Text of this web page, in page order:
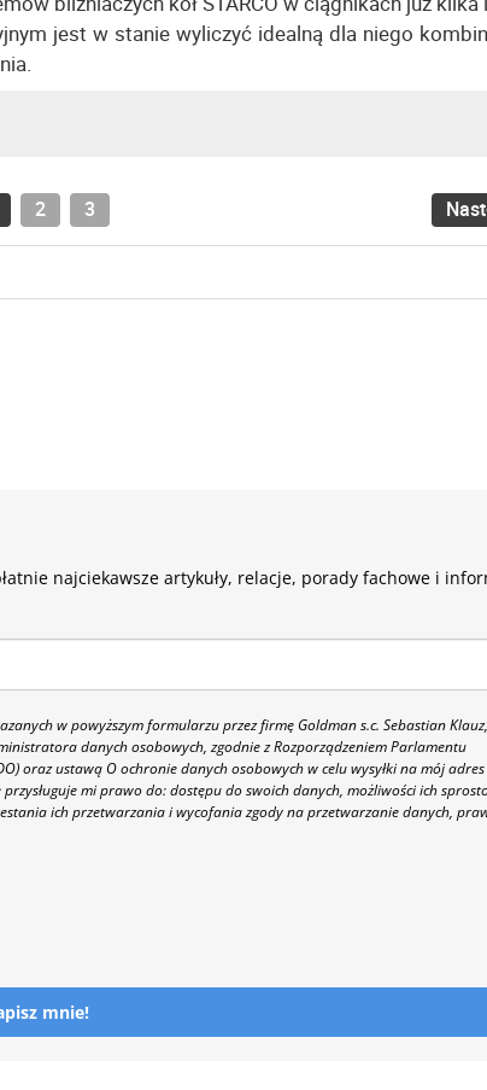
jest w stanie wyliczyć idealną dla niego
2 3
najciekawsze artykuły, relacje, porady fachowe i
w powyższym formularzu przez firmę Goldman s.c. Sebastian
danych osobowych, zgodnie z Rozporządzeniem Parlamentu
oraz ustawą O ochronie danych osobowych w celu wysyłki na mój
mi prawo do: dostępu do swoich danych, możliwości ich
ich przetwarzania i wycofania zgody na przetwarzanie danych,
mnie!